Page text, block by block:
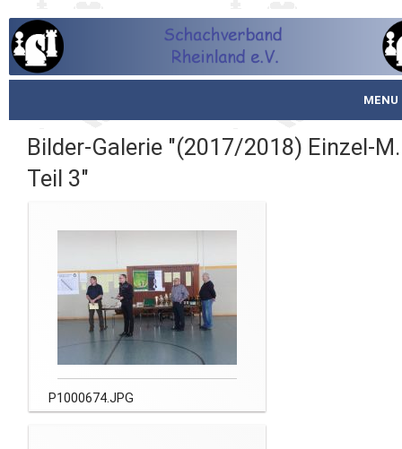
MENU
Startseite
über den SVR
Schachjugend
Meistertafel
Service
Bilder-Galerie "(2017/2018) Einzel-M.
Teil 3"
P1000674.JPG